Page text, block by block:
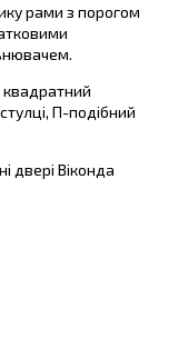
рами з порогом
квадратний
П-подібний
двері Віконда